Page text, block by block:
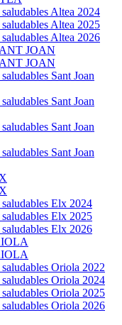
saludables Altea 2024
saludables Altea 2025
saludables Altea 2026
JOAN
JOAN
saludables Sant Joan
saludables Sant Joan
saludables Sant Joan
saludables Sant Joan
saludables Elx 2024
saludables Elx 2025
saludables Elx 2026
saludables Oriola 2022
saludables Oriola 2024
saludables Oriola 2025
saludables Oriola 2026